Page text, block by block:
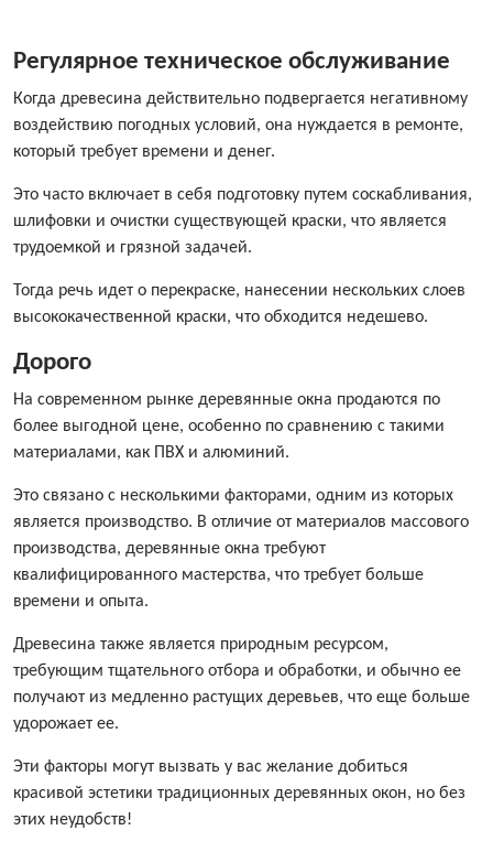
Регулярное техническое обслуживание
Когда древесина действительно подвергается негативному
воздействию погодных условий, она нуждается в ремонте,
который требует времени и денег.
Это часто включает в себя подготовку путем соскабливания,
шлифовки и очистки существующей краски, что является
трудоемкой и грязной задачей.
Тогда речь идет о перекраске, нанесении нескольких слоев
высококачественной краски, что обходится недешево.
Дорого
На современном рынке деревянные окна продаются по
более выгодной цене, особенно по сравнению с такими
материалами, как ПВХ и алюминий.
Это связано с несколькими факторами, одним из которых
является производство. В отличие от материалов массового
производства, деревянные окна требуют
квалифицированного мастерства, что требует больше
времени и опыта.
Древесина также является природным ресурсом,
требующим тщательного отбора и обработки, и обычно ее
получают из медленно растущих деревьев, что еще больше
удорожает ее.
Эти факторы могут вызвать у вас желание добиться
красивой эстетики традиционных деревянных окон, но без
этих неудобств!